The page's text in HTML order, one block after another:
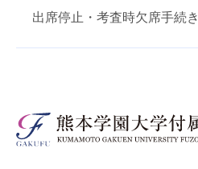
出席停止・考査時欠席手続き